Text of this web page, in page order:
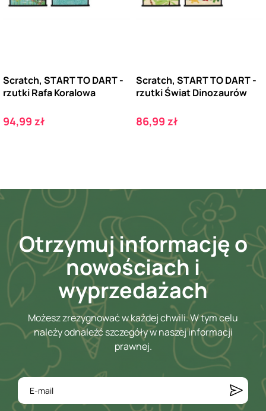
Scratch, START TO DART -
rzutki Rafa Koralowa
Cena
94,99 zł
Scratch, START TO DART -
rzutki Świat Dinozaurów
Cena
86,99 zł
Otrzymuj informację o
nowościach i
wyprzedażach
Możesz zrezygnować w każdej chwili. W tym celu
należy odnaleźć szczegóły w naszej informacji
prawnej.